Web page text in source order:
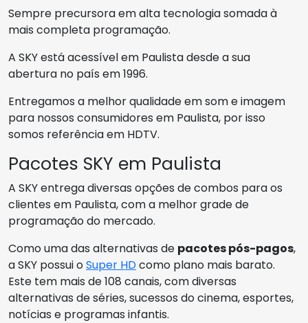
Sempre precursora em alta tecnologia somada à
mais completa programação.
A SKY está acessível em Paulista desde a sua
abertura no país em 1996.
Entregamos a melhor qualidade em som e imagem
para nossos consumidores em Paulista, por isso
somos referência em HDTV.
Pacotes SKY em Paulista
A SKY entrega diversas opções de combos para os
clientes em Paulista, com a melhor grade de
programação do mercado.
Como uma das alternativas de pacotes pós-pagos,
a SKY possui oSuper HDcomo plano mais barato.
Este tem mais de 108 canais, com diversas
alternativas de séries, sucessos do cinema, esportes,
notícias e programas infantis.